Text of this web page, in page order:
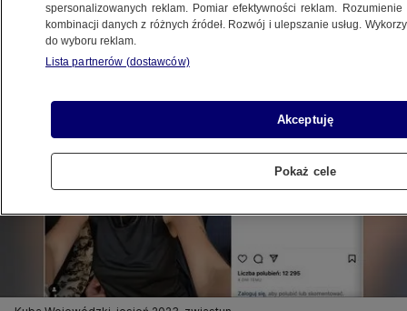
Udostępnij
spersonalizowanych reklam. Pomiar efektywności reklam.
kombinacji danych z różnych źródeł. Rozwój i ulepszanie usług.
do wyboru reklam.
Lista partnerów (dostawców)
Akceptuję
Pokaż cele